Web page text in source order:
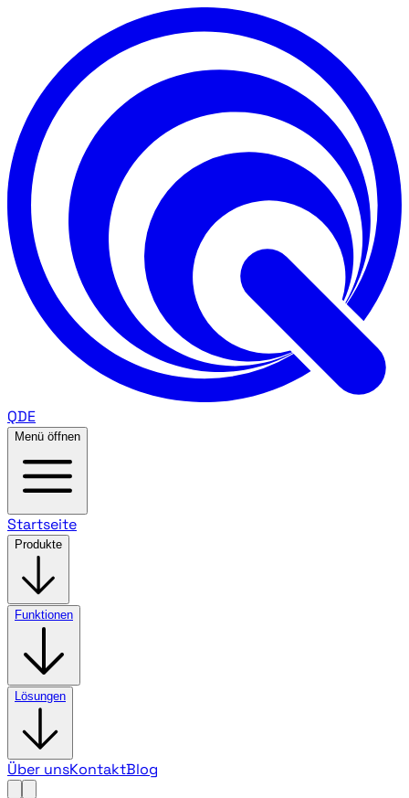
QDE
Menü öffnen
Startseite
Produkte
Funktionen
Lösungen
Über unsKontaktBlog